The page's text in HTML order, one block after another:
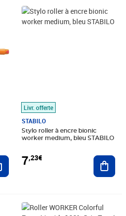
Ajouter au panier
Livr. offerte
STABILO
Stylo roller à encre bionic
worker medium, bleu STABILO
7,23€
Prix 7,23€
Prix 6,86€